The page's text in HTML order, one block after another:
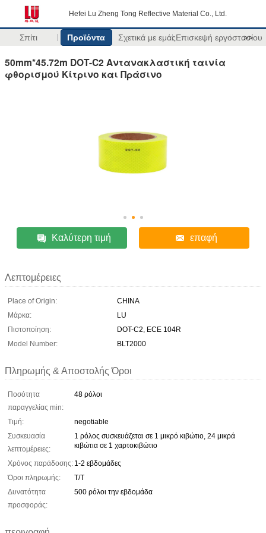
Hefei Lu Zheng Tong Reflective Material Co., Ltd.
Σπίτι Προϊόντα Σχετικά με εμάςΕπισκεψή εργοστασίου
>>
50mm*45.72m DOT-C2 Αντανακλαστική ταινία
φθορισμού Κίτρινο και Πράσινο
Καλύτερη τιμή επαφή
Λεπτομέρειες
Place of Origin:
CHINA
Μάρκα:
LU
Πιστοποίηση:
DOT-C2, ECE 104R
Model Number:
BLT2000
Πληρωμής & Αποστολής Όροι
Ποσότητα
παραγγελίας min:
48 ρόλοι
Τιμή:
negotiable
Συσκευασία
λεπτομέρειες:
1 ρόλος συσκευάζεται σε 1 μικρό κιβώτιο, 24 μικρά
κιβώτια σε 1 χαρτοκιβώτιο
Χρόνος παράδοσης: 1-2 εβδομάδες
Όροι πληρωμής:
T/T
Δυνατότητα
προσφοράς:
500 ρόλοι την εβδομάδα